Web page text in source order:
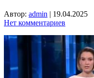
Автор: admin | 19.04.2025
Нет комментариев